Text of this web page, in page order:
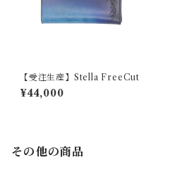
【受注生産】Stella FreeCut
¥44,000
その他の商品